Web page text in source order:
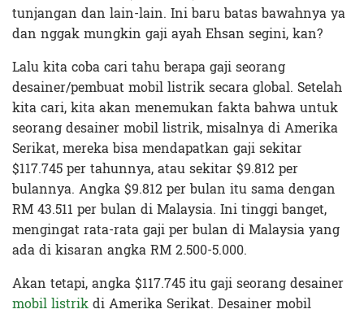
tunjangan dan lain-lain. Ini baru batas bawahnya ya
dan nggak mungkin gaji ayah Ehsan segini, kan?
Lalu kita coba cari tahu berapa gaji seorang
desainer/pembuat mobil listrik secara global. Setelah
kita cari, kita akan menemukan fakta bahwa untuk
seorang desainer mobil listrik, misalnya di Amerika
Serikat, mereka bisa mendapatkan gaji sekitar
$117.745 per tahunnya, atau sekitar $9.812 per
bulannya. Angka $9.812 per bulan itu sama dengan
RM 43.511 per bulan di Malaysia. Ini tinggi banget,
mengingat rata-rata gaji per bulan di Malaysia yang
ada di kisaran angka RM 2.500-5.000.
Akan tetapi, angka $117.745 itu gaji seorang desainer
mobil listrikdi Amerika Serikat. Desainer mobil